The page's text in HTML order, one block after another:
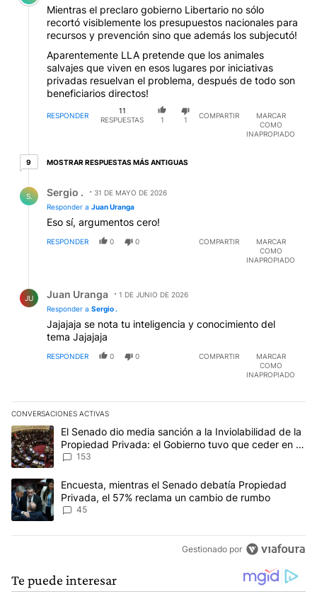
Mientras el preclaro gobierno Libertario no sólo
recortó visiblemente los presupuestos nacionales para
recursos y prevención sino que además los subjecutó!
Aparentemente LLA pretende que los animales
salvajes que viven en esos lugares por iniciativas
privadas resuelvan el problema, después de todo son
beneficiarios directos!
RESPONDER
11
RESPUESTAS
1 1
COMPARTIR
MARCAR
COMO
INAPROPIADO
99 respuestas más antiguas
MOSTRAR RESPUESTAS MÁS ANTIGUAS
S. Sergio .
31 DE MAYO DE 2026
Responder a Juan Uranga
Eso sí, argumentos cero!
RESPONDER 0 0 COMPARTIR
MARCAR
COMO
INAPROPIADO
JU Juan Uranga
1 DE JUNIO DE 2026
Responder a Sergio .
Jajajaja se nota tu inteligencia y conocimiento del
tema Jajajaja
RESPONDER 0 0 COMPARTIR
MARCAR
COMO
INAPROPIADO
CONVERSACIONES ACTIVAS
Este listado muestra los artículos con más comentarios en los
Un artículo de tendencia con el título "El Senado dio media
El Senado dio media sanción a la Inviolabilidad de la
Propiedad Privada: el Gobierno tuvo que ceder en la
Ley del Manejo del Fuego
153
Un artículo de tendencia con el título "Encuesta, mientras el
Encuesta, mientras el Senado debatía Propiedad
Privada, el 57% reclama un cambio de rumbo
45
Gestionado por